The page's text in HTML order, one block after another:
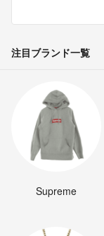
注目ブランド一覧
Supreme